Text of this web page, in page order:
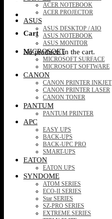
Cart
No products in the cart.
ACER NOTEBOOK
ACER PROJECTOR
ASUS
ASUS DESKTOP / AIO
ASUS NOTEBOOK
ASUS MONITOR
MICROSOFT
MICROSOFT SURFACE
MICROSOFT SOFTWARE
CANON
CANON PRINTER INKJET
CANON PRINTER LASER
CANON TONER
PANTUM
PANTUM PRINTER
APC
EASY UPS
BACK-UPS
BACK-UPC PRO
SMART-UPS
EATON
EATON UPS
SYNDOME
ATOM SERIES
ECO-II SERIES
Star SERIES
SZ-PRO SERIES
EXTREME SERIES